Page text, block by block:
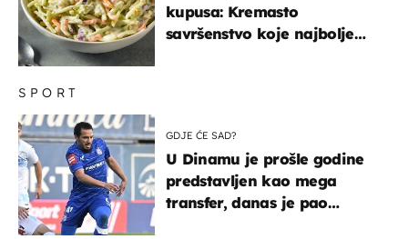
SPORT
GDJE ĆE SAD?
U Dinamu je prošle godine
predstavljen kao mega
transfer, danas je pao
kupusa: Kremasto
savršenstvo koje najbolje